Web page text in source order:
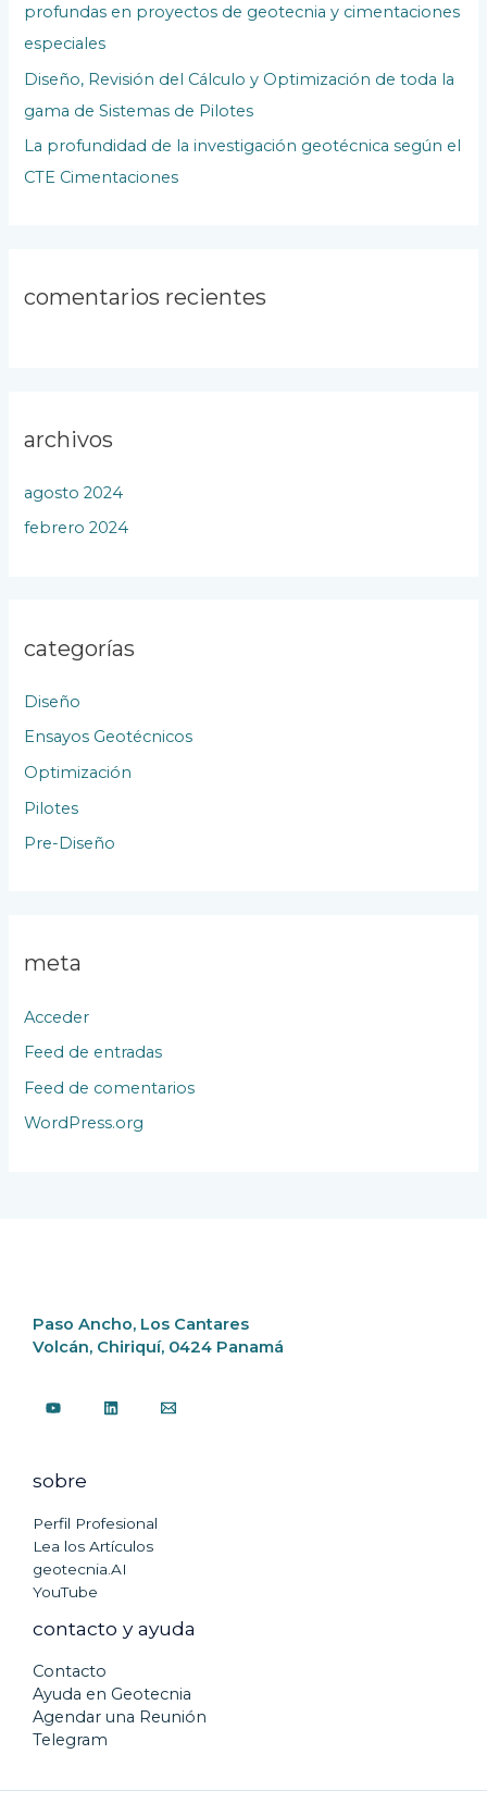
profundas en proyectos de geotecnia y cimentaciones
especiales
Diseño, Revisión del Cálculo y Optimización de toda la
gama de Sistemas de Pilotes
La profundidad de la investigación geotécnica según el
CTE Cimentaciones
comentarios recientes
archivos
agosto 2024
febrero 2024
categorías
Diseño
Ensayos Geotécnicos
Optimización
Pilotes
Pre-Diseño
meta
Acceder
Feed de entradas
Feed de comentarios
WordPress.org
Paso Ancho, Los Cantares
Volcán, Chiriquí, 0424 Panamá
sobre
Perfil Profesional
Lea los Artículos
geotecnia.AI
YouTube
contacto y ayuda
Contacto
Ayuda en Geotecnia
Agendar una Reunión
Telegram